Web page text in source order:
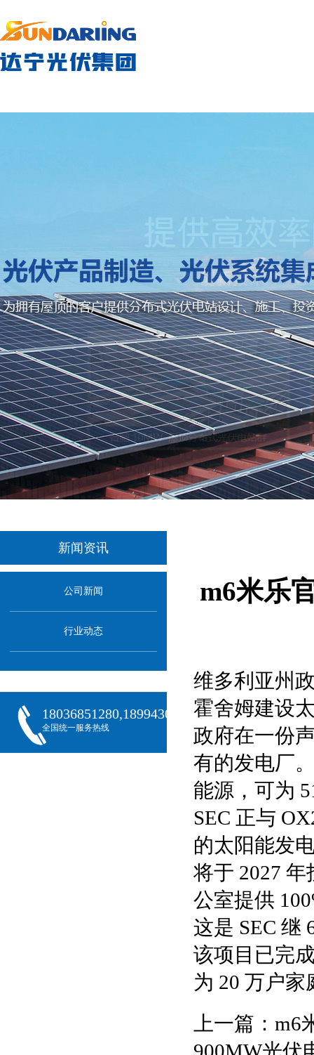
新闻资讯
公司新闻
行业动态
18036851280,18994301288,18068407382
全国统一服务热线
m6米乐
维多利亚州
霍舍姆建设
政府在一份
有的发电厂
能源，可为
SEC 正与
的太阳能发
将于 2027
公室提供
这是 SEC 继
该项目已完
为 20 万户家
上一篇： m6